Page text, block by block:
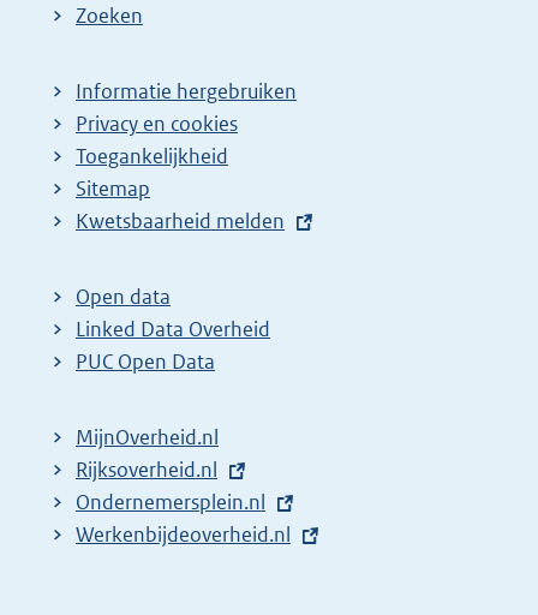
Zoeken
Informatie hergebruiken
Privacy en cookies
Toegankelijkheid
Sitemap
E
t
e
r
l
i
n
k
Kwetsbaarheid melden
Open data
Linked Data Overheid
PUC Open Data
MijnOverheid.nl
E
x
t
Rijksoverheid.nl
E
x
Ondernemersplein.nl
E
Werkenbijdeoverheid.nl